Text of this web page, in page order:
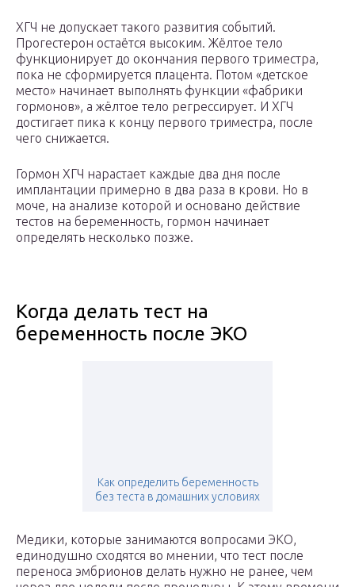
ХГЧ не допускает такого развития событий.
Прогестерон остаётся высоким. Жёлтое тело
функционирует до окончания первого триместра,
пока не сформируется плацента. Потом «детское
место» начинает выполнять функции «фабрики
гормонов», а жёлтое тело регрессирует. И ХГЧ
достигает пика к концу первого триместра, после
чего снижается.
Гормон ХГЧ нарастает каждые два дня после
имплантации примерно в два раза в крови. Но в
моче, на анализе которой и основано действие
тестов на беременность, гормон начинает
определять несколько позже.
Когда делать тест на
беременность после ЭКО
Как определить беременность
без теста в домашних условиях
Медики, которые занимаются вопросами ЭКО,
единодушно сходятся во мнении, что тест после
переноса эмбрионов делать нужно не ранее, чем